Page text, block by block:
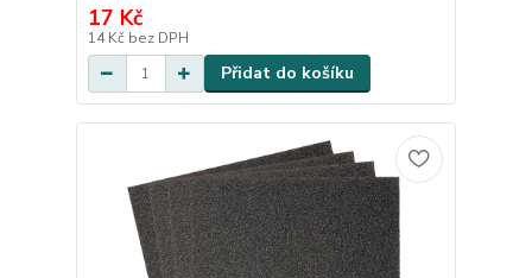
17 Kč
14 Kč bez DPH
Přidat do košíku